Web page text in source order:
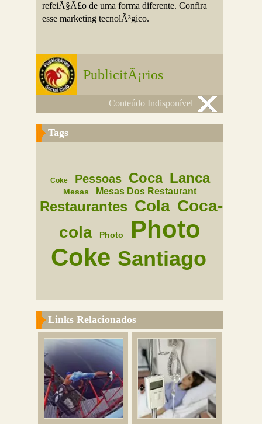
refeiÃ§Ã£o de uma forma diferente. Confira
esse marketing tecnolÃ³gico.
PublicitÃ¡rios
Conteúdo Indisponível
Tags
Coke Pessoas Coca Lanca
Mesas Mesas Dos Restaurant
Restaurantes Cola Coca-
cola
Photo
Photo
Coke Santiago
Links Relacionados